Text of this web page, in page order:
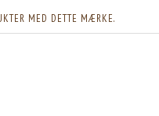
MED DETTE MÆRKE.